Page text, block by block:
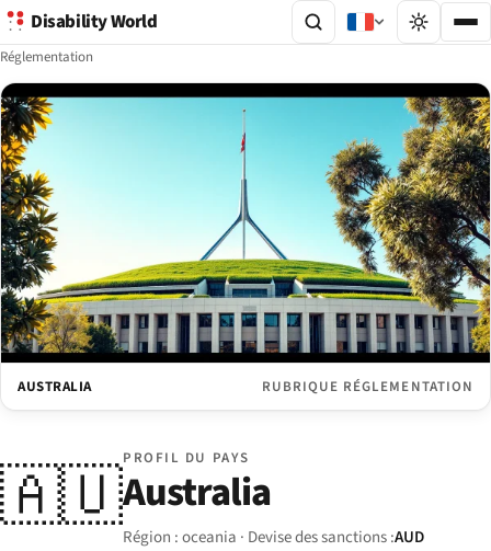
Disability World
Réglementation
AUSTRALIA RUBRIQUE RÉGLEMENTATION
🇦🇺PROFIL DU PAYS
Australia
Région : oceania · Devise des sanctions :AUD